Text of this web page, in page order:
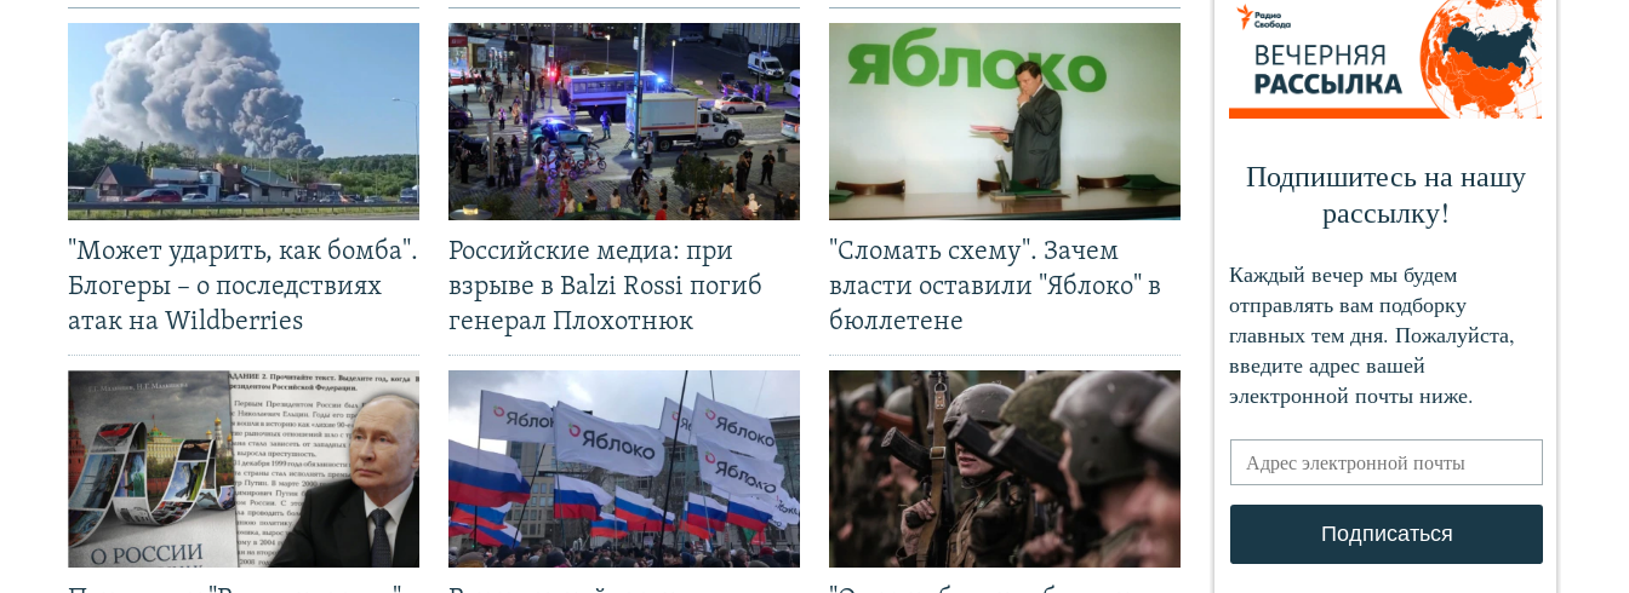
"Может ударить, как бомба".
Блогеры – о последствиях
атак на Wildberries
Российские медиа: при
взрыве в Balzi Rossi погиб
генерал Плохотнюк
"Сломать схему". Зачем
власти оставили "Яблоко" в
бюллетене